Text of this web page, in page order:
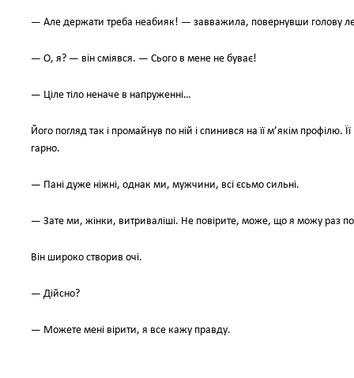
— Але держати треба неабияк! — завважила, повернувши голову
— О, я? — він сміявся. — Сього в мене не буває!
— Ціле тіло неначе в напруженні…
Його погляд так і промайнув по ній і спинився на її м’якім профілю.
гарно.
— Пані дуже ніжні, однак ми, мужчини, всі єсьмо сильні.
— Зате ми, жінки, витриваліші. Не повірите, може, що я можу раз по
Він широко створив очі.
— Дійсно?
— Можете мені вірити, я все кажу правду.